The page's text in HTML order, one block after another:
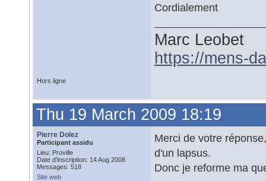
Cordialement
Marc Leobet
https://mens-
Hors ligne
Thu 19 March 2009 18:19
Pierre Dolez
Participant assidu
Lieu: Proville
Date d'inscription: 14 Aug 2008
Messages: 518
Site web
Merci de votre
d'un lapsus.
Donc je reforme ma